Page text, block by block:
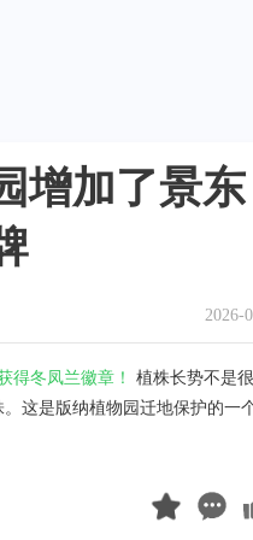
增加了景东
2026-
得冬凤兰徽章！
植株长势不是很
这是版纳植物园迁地保护的一